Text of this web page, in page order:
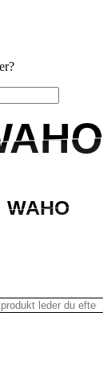
WAHO
WAHO